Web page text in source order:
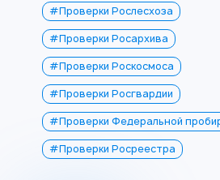
#Проверки Рослесхоза
#Проверки Росархива
#Проверки Роскосмоса
#Проверки Росгвардии
#Проверки Федеральной
#Проверки Росреестра